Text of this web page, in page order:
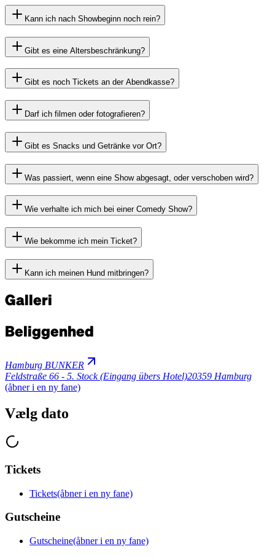
Kann ich nach Showbeginn noch rein?
Gibt es eine Altersbeschränkung?
Gibt es noch Tickets an der Abendkasse?
Darf ich filmen oder fotografieren?
Gibt es Snacks und Getränke vor Ort?
Was passiert, wenn eine Show abgesagt, oder verschoben wird?
Wie verhalte ich mich bei einer Comedy Show?
Wie bekomme ich mein Ticket?
Kann ich meinen Hund mitbringen?
Galleri
Beliggenhed
Hamburg BUNKER
Feldstraße 66 - 5. Stock (Eingang übers Hotel)20359 Hamburg
(åbner i en ny fane)
Vælg dato
Tickets
Tickets(åbner i en ny fane)
Gutscheine
Gutscheine(åbner i en ny fane)